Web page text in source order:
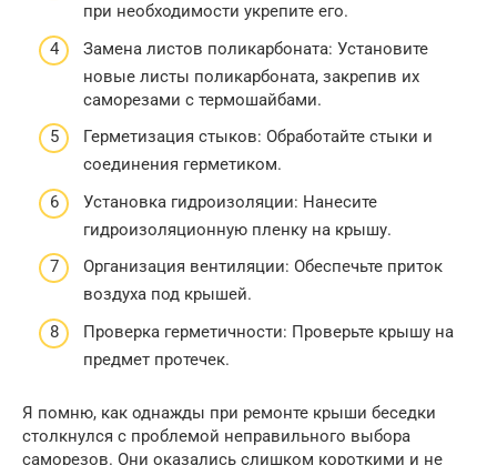
при необходимости укрепите его.
Замена листов поликарбоната: Установите
новые листы поликарбоната, закрепив их
саморезами с термошайбами.
Герметизация стыков: Обработайте стыки и
соединения герметиком.
Установка гидроизоляции: Нанесите
гидроизоляционную пленку на крышу.
Организация вентиляции: Обеспечьте приток
воздуха под крышей.
Проверка герметичности: Проверьте крышу на
предмет протечек.
Я помню, как однажды при ремонте крыши беседки
столкнулся с проблемой неправильного выбора
саморезов. Они оказались слишком короткими и не